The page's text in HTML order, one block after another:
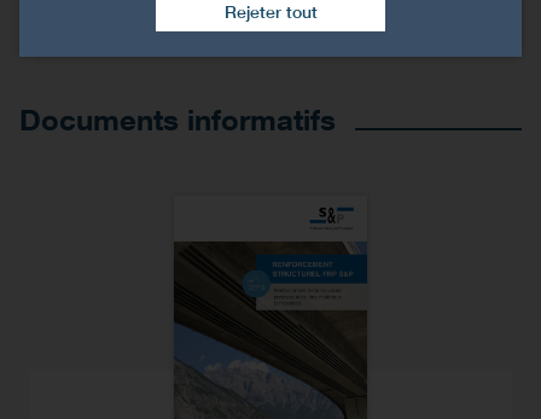
Documents informatifs
Rejeter tout